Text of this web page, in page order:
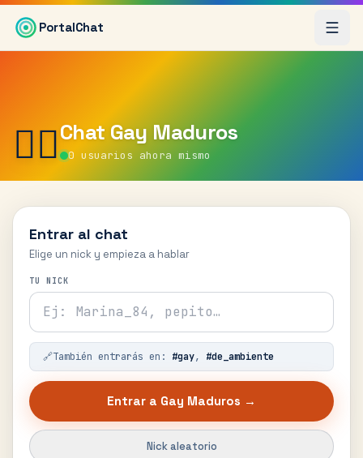
Saltar al contenido principal
PortalChat
🏳️‍🌈ChatGay Maduros
0 usuarios ahora mismo
Entrar al chat
Elige un nick y empieza a hablar
TU NICK
🔗También entrarás en: #gay, #de_ambiente
Entrar a Gay Maduros →
Nick aleatorio